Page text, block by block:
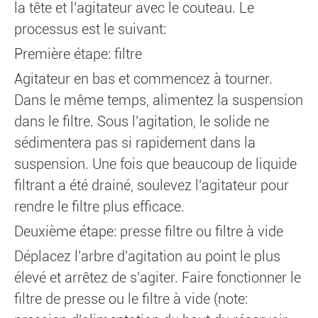
la tête et l'agitateur avec le couteau. Le
processus est le suivant:
Première étape: filtre
Agitateur en bas et commencez à tourner.
Dans le même temps, alimentez la suspension
dans le filtre. Sous l'agitation, le solide ne
sédimentera pas si rapidement dans la
suspension. Une fois que beaucoup de liquide
filtrant a été drainé, soulevez l'agitateur pour
rendre le filtre plus efficace.
Deuxième étape: presse filtre ou filtre à vide
Déplacez l'arbre d'agitation au point le plus
élevé et arrêtez de s'agiter. Faire fonctionner le
filtre de presse ou le filtre à vide (note: